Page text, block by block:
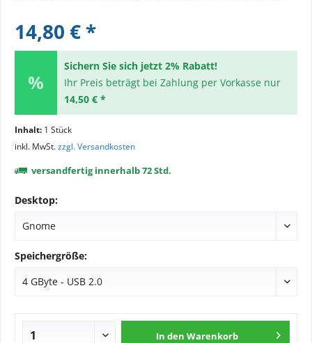
14,80 € *
Sichern Sie sich jetzt 2% Rabatt!
Ihr Preis beträgt bei Zahlung per Vorkasse nur
14,50 € *
Inhalt: 1 Stück
inkl. MwSt.zzgl. Versandkosten
versandfertig innerhalb 72 Std.
Desktop:
Speichergröße:
In den Warenkorb